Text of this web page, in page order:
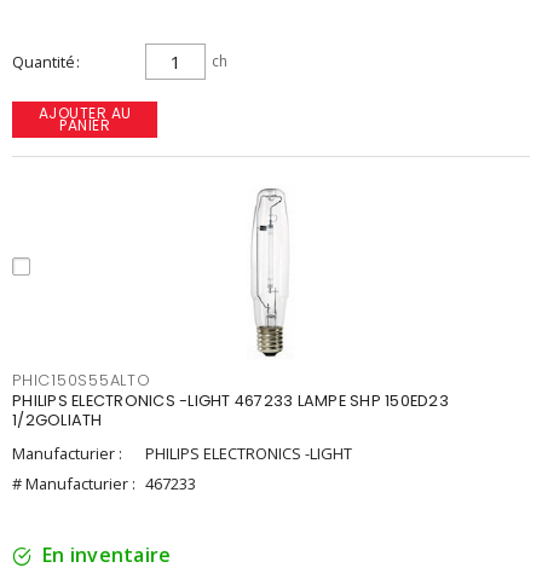
Quantité ch
AJOUTER AU
PANIER
PHIC150S55ALTO
PHILIPS ELECTRONICS -LIGHT 467233 LAMPE SHP 150ED23
1/2GOLIATH
Manufacturier :
PHILIPS ELECTRONICS -LIGHT
# Manufacturier : 467233
En inventaire